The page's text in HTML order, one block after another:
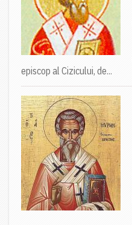
episcop al Cizicului, de...